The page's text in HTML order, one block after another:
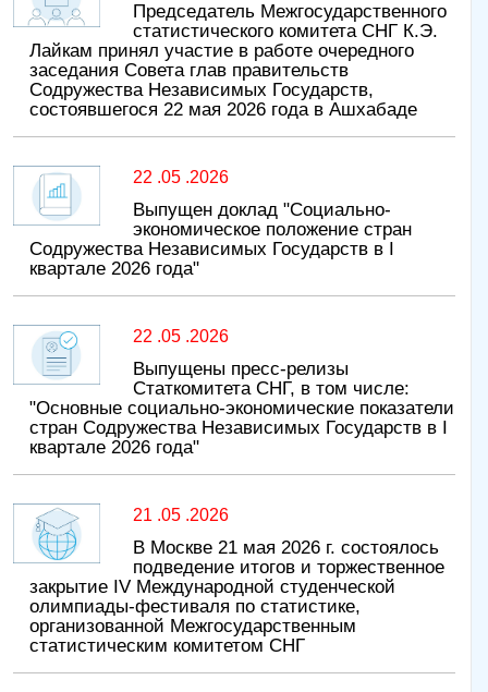
Председатель Межгосударственного
статистического комитета СНГ К.Э.
Лайкам принял участие в работе очередного
заседания Совета глав правительств
Содружества Независимых Государств,
состоявшегося 22 мая 2026 года в Ашхабаде
22 .05 .2026
Выпущен доклад "Социально-
экономическое положение стран
Содружества Независимых Государств в I
квартале 2026 года"
22 .05 .2026
Выпущены пресс-релизы
Статкомитета СНГ, в том числе:
"Основные социально-экономические показатели
стран Содружества Независимых Государств в I
квартале 2026 года"
21 .05 .2026
В Москве 21 мая 2026 г. состоялось
подведение итогов и торжественное
закрытие IV Международной студенческой
олимпиады-фестиваля по статистике,
организованной Межгосударственным
статистическим комитетом СНГ